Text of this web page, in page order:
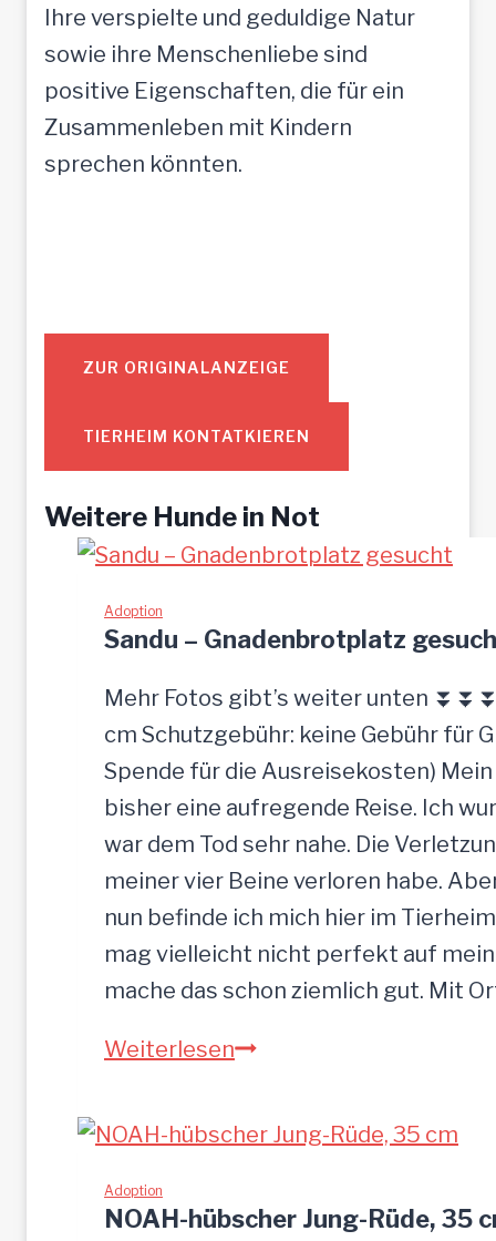
Ihre verspielte und geduldige Natur
sowie ihre Menschenliebe sind
positive Eigenschaften, die für ein
Zusammenleben mit Kindern
sprechen könnten.
ZUR ORIGINALANZEIGE
TIERHEIM KONTATKIEREN
Weitere Hunde in Not
Adoption
Sandu – Gnadenbrotplatz
Mehr Fotos gibt’s weiter unten
cm Schutzgebühr: keine Gebühr für
Spende für die Ausreisekosten)
bisher eine aufregende Reise. Ich
war dem Tod sehr nahe. Die
meiner vier Beine verloren habe.
nun befinde ich mich hier im
mag vielleicht nicht perfekt auf
mache das schon ziemlich gut. Mit
WeiterlesenSandu
Gnadenbrotplatz
Adoption
NOAH-hübscher Jung-Rüde, 35